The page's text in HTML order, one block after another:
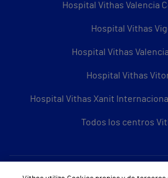
Hospital Vithas Valencia
Hospital Vithas
Hospital Vithas
Hospital Vithas
Hospital Vithas Xanit
Todos los centros
Sobre Vithas